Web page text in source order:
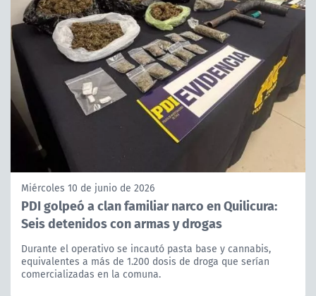
Miércoles 10 de junio de 2026
PDI golpeó a clan familiar narco en Quilicura:
Seis detenidos con armas y drogas
Durante el operativo se incautó pasta base y cannabis,
equivalentes a más de 1.200 dosis de droga que serían
comercializadas en la comuna.